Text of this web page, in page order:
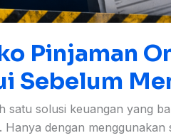
Pinjaman
Sebelum
satu solusi keuangan yang
dengan